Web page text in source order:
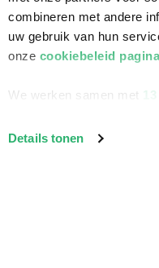
combineren met andere
uw gebruik van hun
onze cookiebeleid pagina
We werken samen met
Details tonen
Retourneren
Veelgestelde vragen